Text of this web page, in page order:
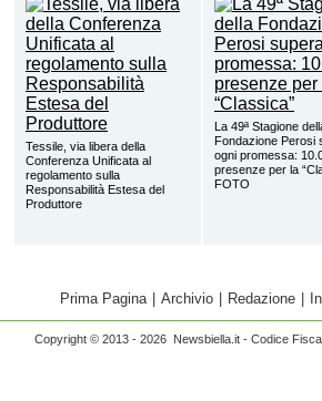
Tessile, via libera della
Conferenza Unificata al
regolamento sulla
Responsabilità Estesa del
Produttore
La 49ª Stagione
Fondazione Perosi
ogni promessa:
presenze per la
FOTO
Prima Pagina Archivio Redazione
Copyright © 2013 - 2026 Newsbiella.it - Codice